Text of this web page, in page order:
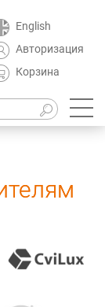
English
Авторизация
Корзина